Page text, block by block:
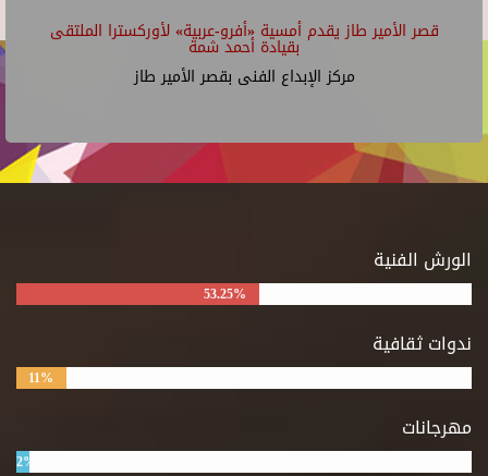
قصر الأمير طاز يقدم أمسية «أفرو-عربية» لأوركسترا الملتقى
بقيادة أحمد شمة
مركز الإبداع الفنى بقصر الأمير طاز
الورش الفنية
53.25%
ندوات ثقافية
11%
مهرجانات
2%